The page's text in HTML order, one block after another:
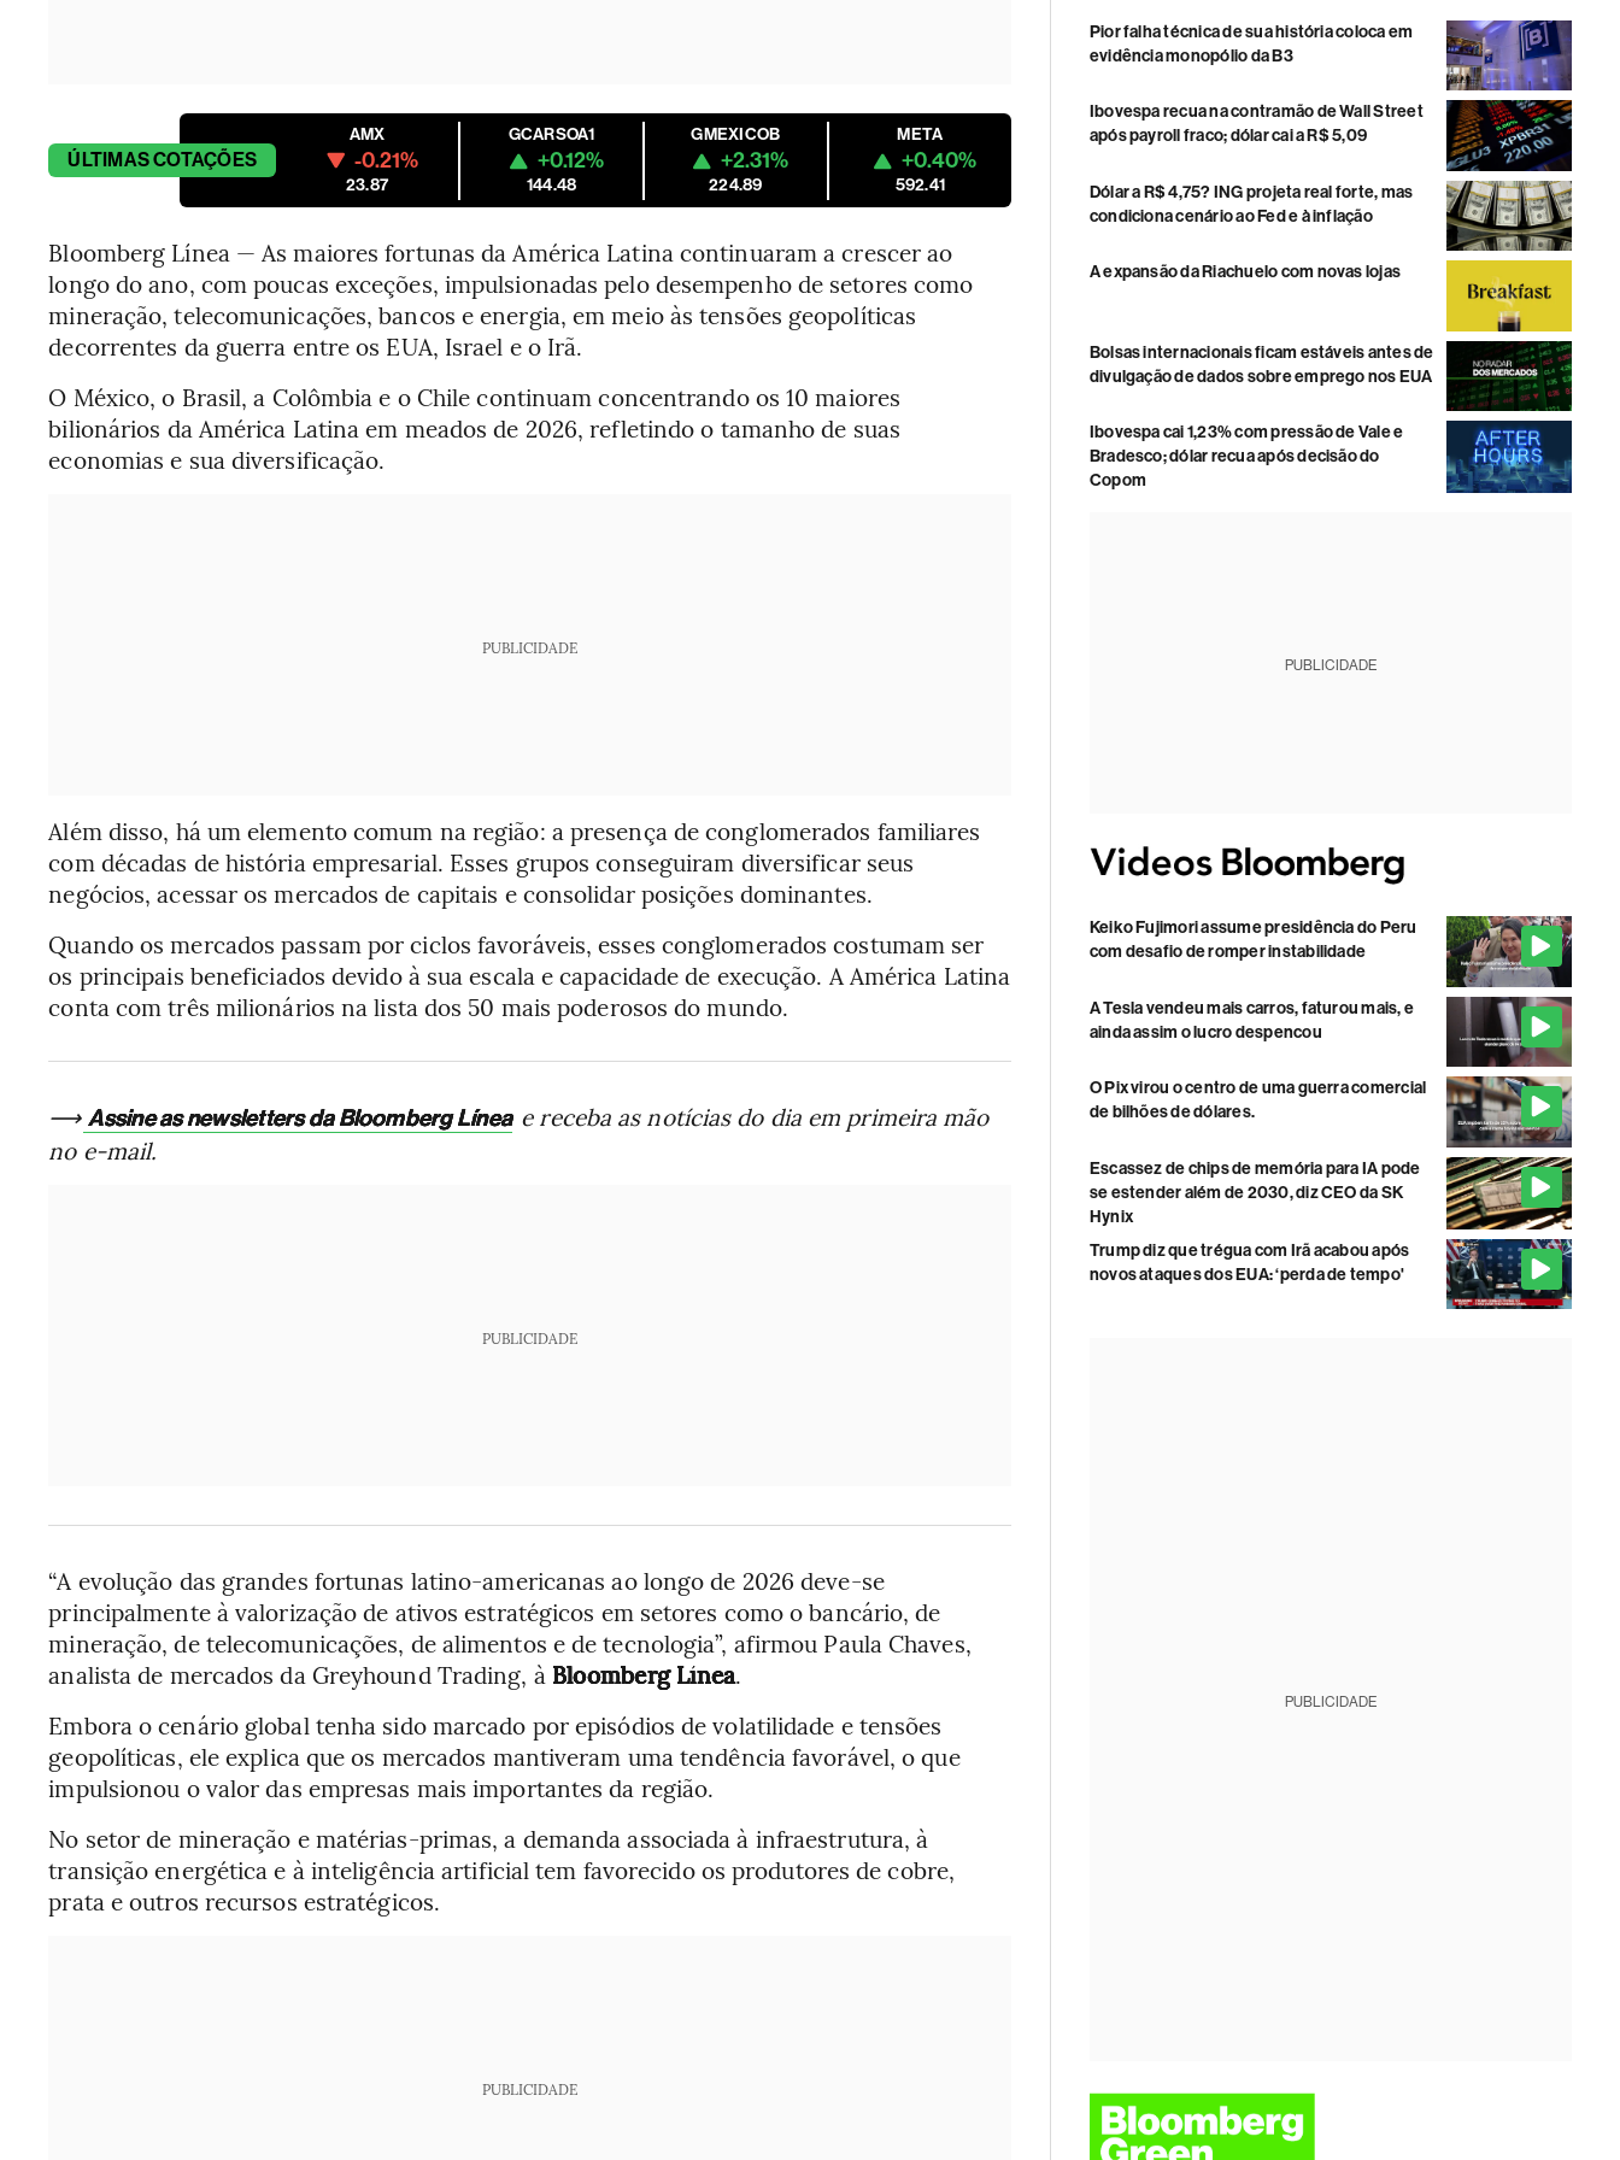
ÚLTIMASCOTAÇÕES
AMX
-0.21%
23.87
GCARSOA1
+0.12%
144.48
GMEXICOB
+2.31%
224.89
META
+0.40%
592.41
Bloomberg Línea — As maiores fortunas da América Latina continuaram a crescer ao
longo do ano, com poucas exceções, impulsionadas pelo desempenho de setores como
mineração, telecomunicações, bancos e energia, em meio às tensões geopolíticas
decorrentes da guerra entre os EUA, Israel e o Irã.
O México, o Brasil, a Colômbia e o Chile continuam concentrando os 10 maiores
bilionários da América Latina em meados de 2026, refletindo o tamanho de suas
economias e sua diversificação.
PUBLICIDADE
Além disso, há um elemento comum na região: a presença de conglomerados familiares
com décadas de história empresarial. Esses grupos conseguiram diversificar seus
negócios, acessar os mercados de capitais e consolidar posições dominantes.
Quando os mercados passam por ciclos favoráveis, esses conglomerados costumam ser
os principais beneficiados devido à sua escala e capacidade de execução. A América Latina
conta com três milionários na lista dos 50 mais poderosos do mundo.
⟶ Assine as newsletters da Bloomberg Línea e receba as notícias do dia em primeira mão
no e-mail.
PUBLICIDADE
“A evolução das grandes fortunas latino-americanas ao longo de 2026 deve-se
principalmente à valorização de ativos estratégicos em setores como o bancário, de
mineração, de telecomunicações, de alimentos e de tecnologia”, afirmou Paula Chaves,
analista de mercados da Greyhound Trading, à Bloomberg Línea.
Embora o cenário global tenha sido marcado por episódios de volatilidade e tensões
geopolíticas, ele explica que os mercados mantiveram uma tendência favorável, o que
impulsionou o valor das empresas mais importantes da região.
No setor de mineração e matérias-primas, a demanda associada à infraestrutura, à
transição energética e à inteligência artificial tem favorecido os produtores de cobre,
prata e outros recursos estratégicos.
PUBLICIDADE
Pior falha técnica de sua história coloca em
evidência monopólio da B3
Ibovespa recua na contramão de Wall Street
após payroll fraco; dólar cai a R$ 5,09
Dólar a R$ 4,75? ING projeta real forte, mas
condiciona cenário ao Fed e à inflação
A expansão da Riachuelo com novas lojas
Bolsas internacionais ficam estáveis antes de
divulgação de dados sobre emprego nos EUA
Ibovespa cai 1,23% com pressão de Vale e
Bradesco; dólar recua após decisão do
Copom
PUBLICIDADE
Keiko Fujimori assume presidência do Peru
com desafio de romper instabilidade
A Tesla vendeu mais carros, faturou mais, e
ainda assim o lucro despencou
O Pix virou o centro de uma guerra comercial
de bilhões de dólares.
Escassez de chips de memória para IA pode
se estender além de 2030, diz CEO da SK
Hynix
Trump diz que trégua com Irã acabou após
novos ataques dos EUA: ‘perda de tempo'
PUBLICIDADE